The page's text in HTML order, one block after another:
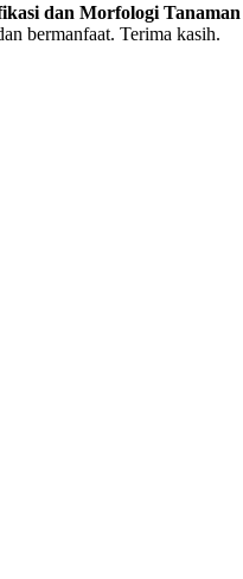
dan Morfologi
bermanfaat. Terima kasih.